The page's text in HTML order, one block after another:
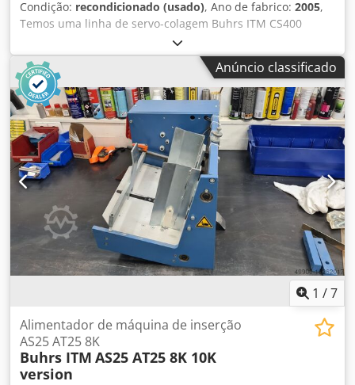
Condição: recondicionado (usado), Ano de fabrico: 2005,
Temos uma linha de servo-colagem Buhrs ITM CS400
disponível aqui. A sua máquina é demasiado pequena?
Com esta linha tem imediatamente 6 alimentadores extra!
Dodpfoq T Nvcox Agdswa Construída em 2005 e pouco
utilizada. No entanto, vendemos esta linha de recolha
após uma manutenção completa e podemos equipá-la com
alimentadores. Estão disponíveis cais rotativos e de
fricção.
Anúncio classificado
1 /7
Alimentador de máquina de inserção
AS25 AT25 8K
Buhrs ITM AS25 AT25 8K 10K
version